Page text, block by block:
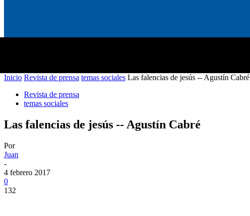
Inicio Revista de prensa temas sociales Las falencias de jesús -- Agustín Cabré
Revista de prensa
temas sociales
Las falencias de jesús -- Agustín Cabré
Por
Juan
-
4 febrero 2017
0
132